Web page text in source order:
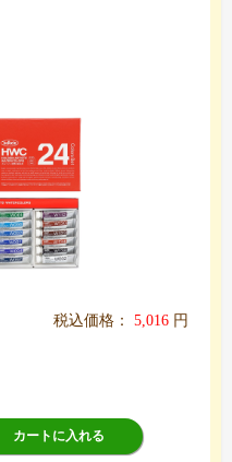
税込価格： 5,016 円
カートに入れる